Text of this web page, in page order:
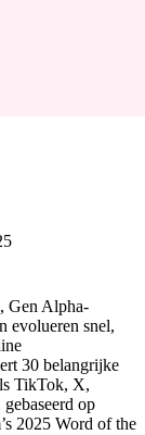
Gen Alpha-
evolueren snel,
30 belangrijke
TikTok, X,
op
2025 Word of the